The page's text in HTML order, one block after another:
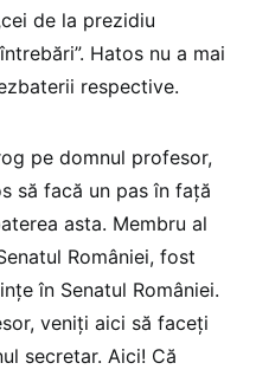
de la prezidiu
Hatos nu a mai
respective.
pe domnul profesor,
să facă un pas în față
asta. Membru al
României, fost
în Senatul României.
veniți aici să faceți
secretar. Aici! Că